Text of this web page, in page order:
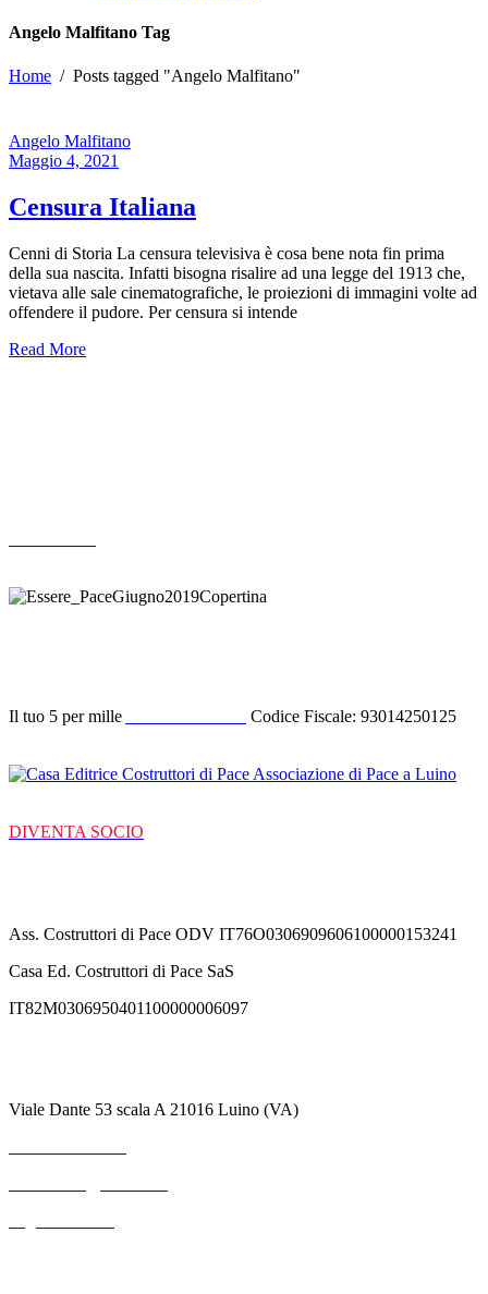
Angelo Malfitano Tag
Home / Posts tagged "Angelo Malfitano"
Angelo Malfitano
Maggio 4, 2021
Censura Italiana
Cenni di Storia La censura televisiva è cosa bene nota fin prima
della sua nascita. Infatti bisogna risalire ad una legge del 1913 che,
vietava alle sale cinematografiche, le proiezioni di immagini volte ad
offendere il pudore. Per censura si intende
Read More
Il tuo 5 per mille Codice Fiscale: 93014250125
DIVENTA SOCIO
Ass. Costruttori di Pace ODV IT76O0306909606100000153241
Casa Ed. Costruttori di Pace SaS
IT82M0306950401100000006097
Viale Dante 53 scala A 21016 Luino (VA)